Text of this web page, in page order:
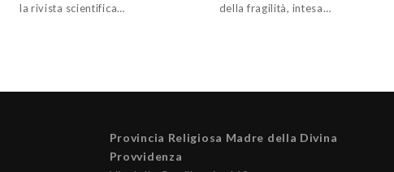
la rivista scientifica…
della fragilità, intesa…
Provincia Religiosa Madre della Divina
Provvidenza